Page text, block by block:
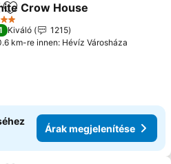
Hozzáadás a kedvencekhez
Crow House
Kiváló
1215
km-re innen: Hévíz Városháza
Árak megjelenítése